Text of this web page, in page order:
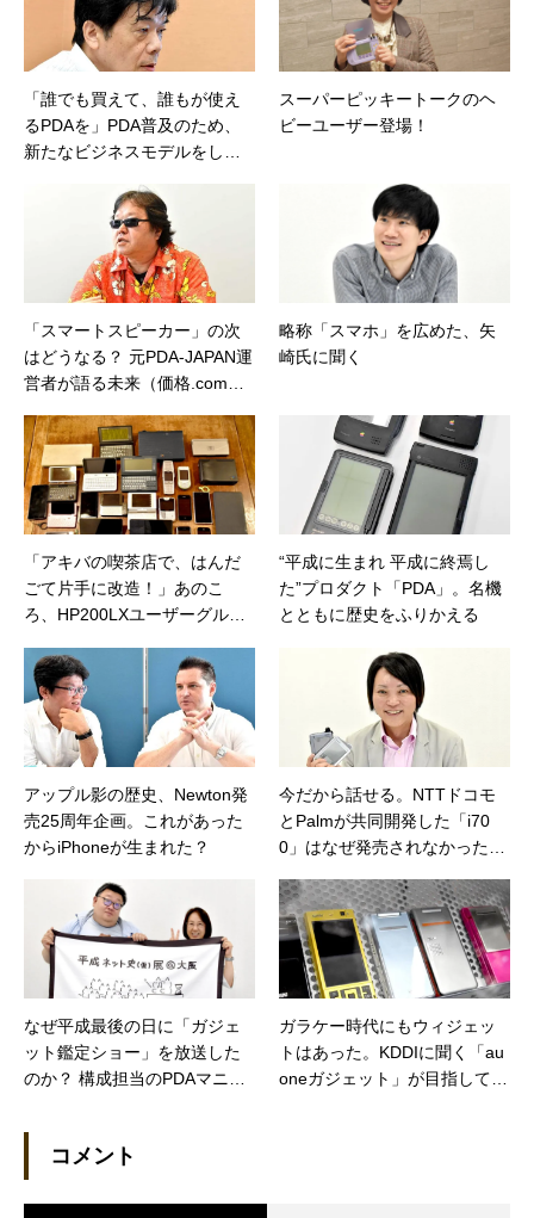
「誰でも買えて、誰もが使え
るPDAを」PDA普及のため、
新たなビジネスモデルをしか
スーパーピッキートークのヘ
ビーユーザー登場！
「スマートスピーカー」の次
はどうなる？ 元PDA-JAPAN運
営者が語る未来（価格.comマ
略称「スマホ」を広めた、矢
崎氏に聞く
「アキバの喫茶店で、はんだ
ごて片手に改造！」あのこ
ろ、HP200LXユーザーグルー
“平成に生まれ 平成に終焉し
た”プロダクト「PDA」。名機
とともに歴史をふりかえる
アップル影の歴史、Newton発
売25周年企画。これがあった
からiPhoneが生まれた？
今だから話せる。NTTドコモ
とPalmが共同開発した「i70
0」はなぜ発売されなかったの
なぜ平成最後の日に「ガジェ
ット鑑定ショー」を放送した
のか？ 構成担当のPDAマニア
ガラケー時代にもウィジェッ
トはあった。KDDIに聞く「au
oneガジェット」が目指してい
コメント